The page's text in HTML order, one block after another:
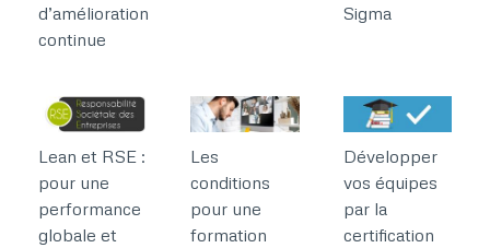
d’amélioration
continue
Sigma
Lean et RSE :
pour une
performance
globale et
Les
conditions
pour une
formation
Développer
vos équipes
par la
certification